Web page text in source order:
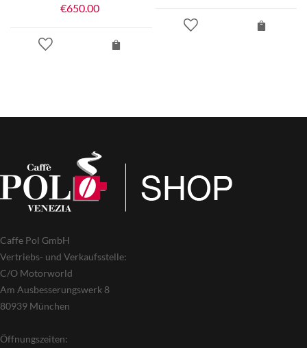
€650.00
Caffe Pol GmbH
Vertriebs- und Verkaufsstelle:
C/O Motorworld
Am Ausbesserungswerk 8
80939 München
Öffnungszeiten: